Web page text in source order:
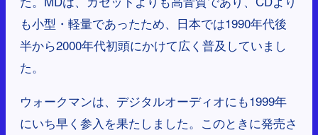
も小型・軽量であったため、日本では1990年代後
半から2000年代初頭にかけて広く普及していまし
た。
ウォークマンは、デジタルオーディオにも1999年
にいち早く参入を果たしました。このときに発売さ